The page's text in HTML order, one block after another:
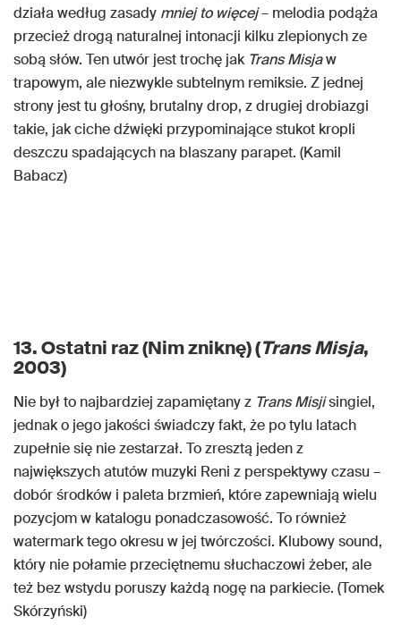
działa według zasady mniej to więcej– melodia podąża
przecież drogą naturalnej intonacji kilku zlepionych ze
sobą słów. Ten utwór jest trochę jak Trans Misjaw
trapowym, ale niezwykle subtelnym remiksie. Z jednej
strony jest tu głośny, brutalny drop, z drugiej drobiazgi
takie, jak ciche dźwięki przypominające stukot kropli
deszczu spadających na blaszany parapet. (Kamil
Babacz)
13. Ostatni raz (Nim zniknę) (Trans Misja,
2003)
Nie był to najbardziej zapamiętany z Trans Misjisingiel,
jednak o jego jakości świadczy fakt, że po tylu latach
zupełnie się nie zestarzał. To zresztą jeden z
największych atutów muzyki Reni z perspektywy czasu –
dobór środków i paleta brzmień, które zapewniają wielu
pozycjom w katalogu ponadczasowość. To również
watermark tego okresu w jej twórczości. Klubowy sound,
który nie połamie przeciętnemu słuchaczowi żeber, ale
też bez wstydu poruszy każdą nogę na parkiecie. (Tomek
Skórzyński)